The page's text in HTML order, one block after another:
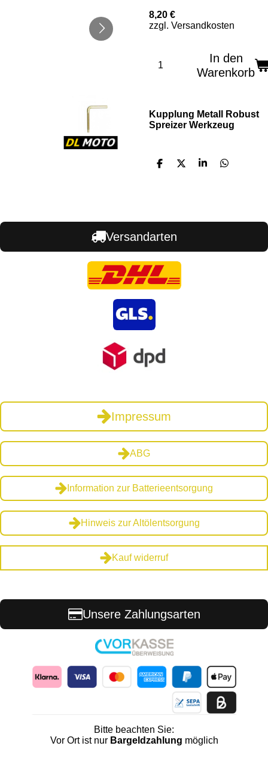
8,20 €
zzgl. Versandkosten
In den
Warenkorb
Kupplung Metall Robust
Spreizer Werkzeug
T
T
T
T
Versandarten
Impressum
ABG
Information zur Batterieentsorgung
Hinweis zur Altölentsorgung
Kauf widerruf
Unsere Zahlungsarten
Bitte beachten Sie:
Vor Ort ist nur Bargeldzahlung möglich